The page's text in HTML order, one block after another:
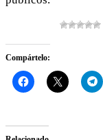
Compártelo: